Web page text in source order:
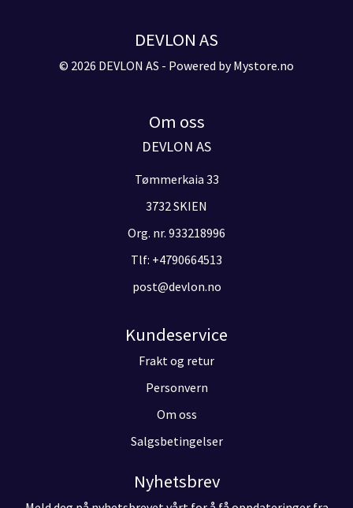
DEVLON AS
© 2026 DEVLON AS - Powered byMystore.no
Om oss
DEVLON AS
Tømmerkaia 33
3732 SKIEN
Org. nr. 933218996
Tlf: +4790664513
post@devlon.no
Kundeservice
Frakt og retur
Personvern
Om oss
Salgsbetingelser
Nyhetsbrev